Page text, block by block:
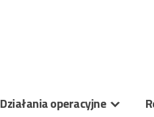
Działania operacyjne